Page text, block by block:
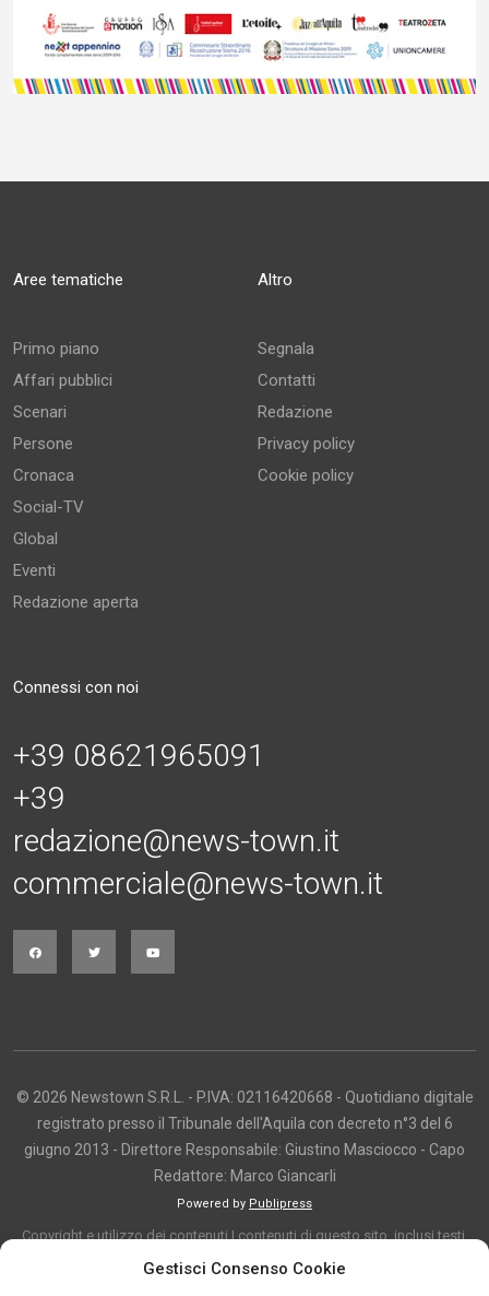
Gestisci Consenso Cookie
Aree tematiche
Primo piano
Affari pubblici
Scenari
Persone
Cronaca
Social-TV
Global
Eventi
Redazione aperta
Altro
Segnala
Contatti
Redazione
Privacy policy
Cookie policy
Connessi con noi
+39 08621965091
+39
redazione@news-town.it
commerciale@news-town.it
© 2026 Newstown S.R.L. - P.IVA: 02116420668 - Quotidiano digitale
registrato presso il Tribunale dell'Aquila con decreto n°3 del 6
giugno 2013 - Direttore Responsabile: Giustino Masciocco - Capo
Redattore: Marco Giancarli
Powered by Publipress
Copyright e utilizzo dei contenuti I contenuti di questo sito, inclusi testi,
articoli, immagini, fotografie, video e grafica, sono protetti da copyright e